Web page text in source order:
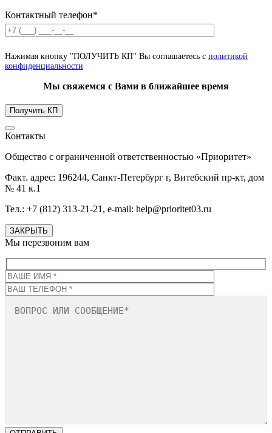
Контактный телефон*
Нажимая кнопку "ПОЛУЧИТЬ КП" Вы соглашаетесь с политикой
конфиденциальности
Мы свяжемся с Вами в ближайшее время
Контакты
Общество с ограниченной ответственностью «Приоритет»
Факт. адрес: 196244, Санкт-Петербург г, Витебский пр-кт, дом
№ 41 к.1
Тел.: +7 (812) 313-21-21, e-mail: help@prioritet03.ru
ЗАКРЫТЬ
Мы перезвоним вам